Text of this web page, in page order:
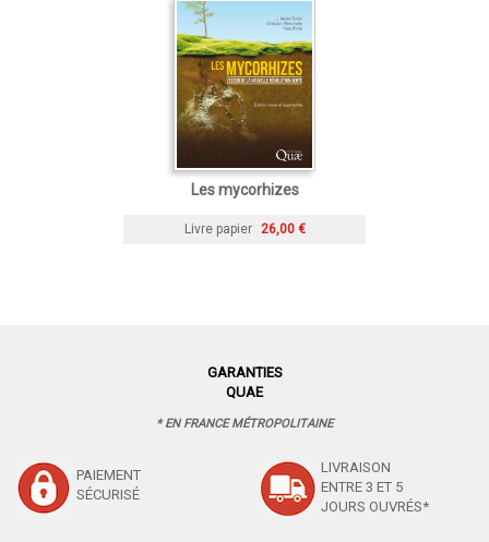
Les mycorhizes
Livre papier 26,00 €
GARANTIES
QUAE
* EN FRANCE MÉTROPOLITAINE
PAIEMENT
SÉCURISÉ
LIVRAISON
ENTRE 3 ET 5
JOURS OUVRÉS*